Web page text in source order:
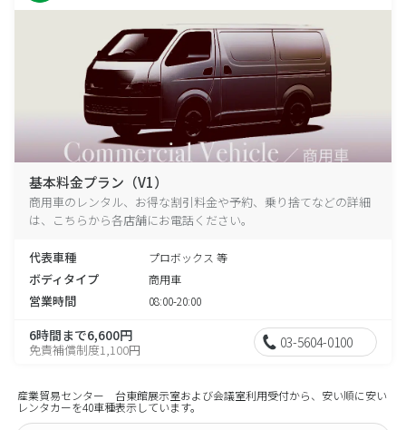
基本料金プラン（V1）
商用車のレンタル、お得な割引料金や予約、乗り捨てなどの詳細
は、こちらから各店舗にお電話ください。
代表車種 プロボックス 等
ボディタイプ 商用車
営業時間 08:00-20:00
6時間まで6,600円
免責補償制度1,100円 03-5604-0100
産業貿易センター 台東館展示室および会議室利用受付から、安い順に安い
レンタカーを40車種表示しています。